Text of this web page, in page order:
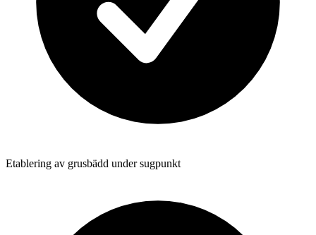
Etablering av grusbädd under sugpunkt